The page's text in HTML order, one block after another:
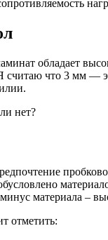
обладает
что 3 мм —
нет?
материала –
отметить: